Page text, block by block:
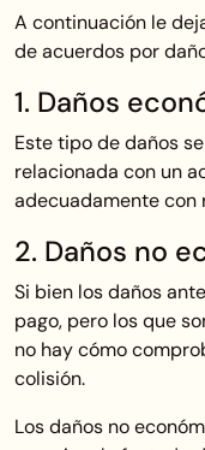
A continuación le
de acuerdos por
1. Daños
Este tipo de daños
relacionada con un
adecuadamente con
2. Daños no
Si bien los daños
pago, pero los que
no hay cómo
colisión.
Los daños no